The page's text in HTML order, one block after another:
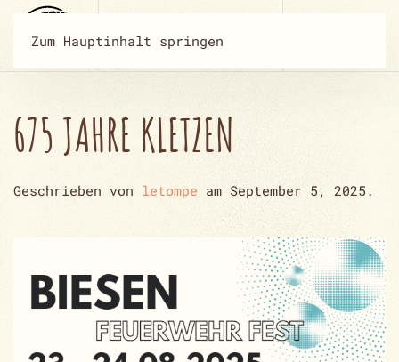
Zum Hauptinhalt springen
675 JAHRE KLETZEN
Geschrieben von letompe amSeptember 5, 2025 .